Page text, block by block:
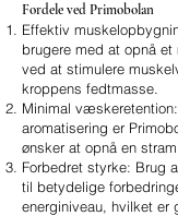
Fordele ved Primobolan
Effektiv
brugere med at opnå
ved at stimulere
kroppens fedtmasse.
Minimal
aromatisering er
ønsker at opnå en
Forbedret styrke: Brug
til betydelige
energiniveau, hvilket er